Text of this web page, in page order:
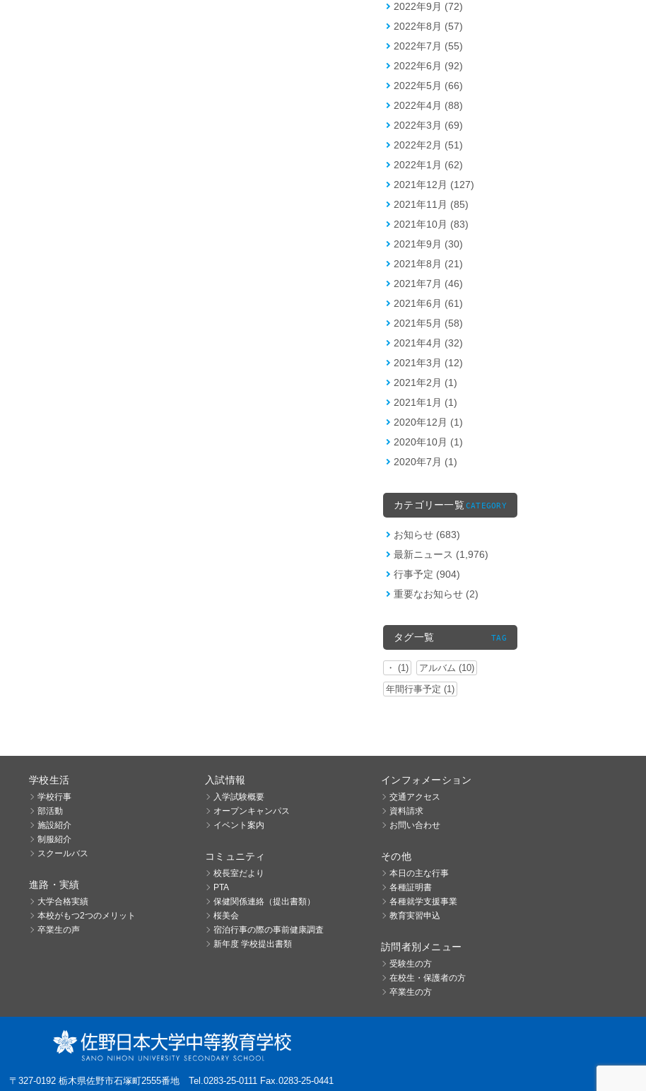
2022年9月 (72)
2022年8月 (57)
2022年7月 (55)
2022年6月 (92)
2022年5月 (66)
2022年4月 (88)
2022年3月 (69)
2022年2月 (51)
2022年1月 (62)
2021年12月 (127)
2021年11月 (85)
2021年10月 (83)
2021年9月 (30)
2021年8月 (21)
2021年7月 (46)
2021年6月 (61)
2021年5月 (58)
2021年4月 (32)
2021年3月 (12)
2021年2月 (1)
2021年1月 (1)
2020年12月 (1)
2020年10月 (1)
2020年7月 (1)
カテゴリー一覧 CATEGORY
お知らせ (683)
最新ニュース (1,976)
行事予定 (904)
重要なお知らせ (2)
タグ一覧 TAG
・ (1)
アルバム (10)
年間行事予定 (1)
学校生活
学校行事
部活動
施設紹介
制服紹介
スクールバス
進路・実績
大学合格実績
本校がもつ2つのメリット
卒業生の声
入試情報
入学試験概要
オープンキャンパス
イベント案内
コミュニティ
校長室だより
PTA
保健関係連絡（提出書類）
桜美会
宿泊行事の際の事前健康調査
新年度 学校提出書類
インフォメーション
交通アクセス
資料請求
お問い合わせ
その他
本日の主な行事
各種証明書
各種就学支援事業
教育実習申込
訪問者別メニュー
受験生の方
在校生・保護者の方
卒業生の方
〒327-0192 栃木県佐野市石塚町2555番地 Tel.0283-25-0111 Fax.0283-25-0441